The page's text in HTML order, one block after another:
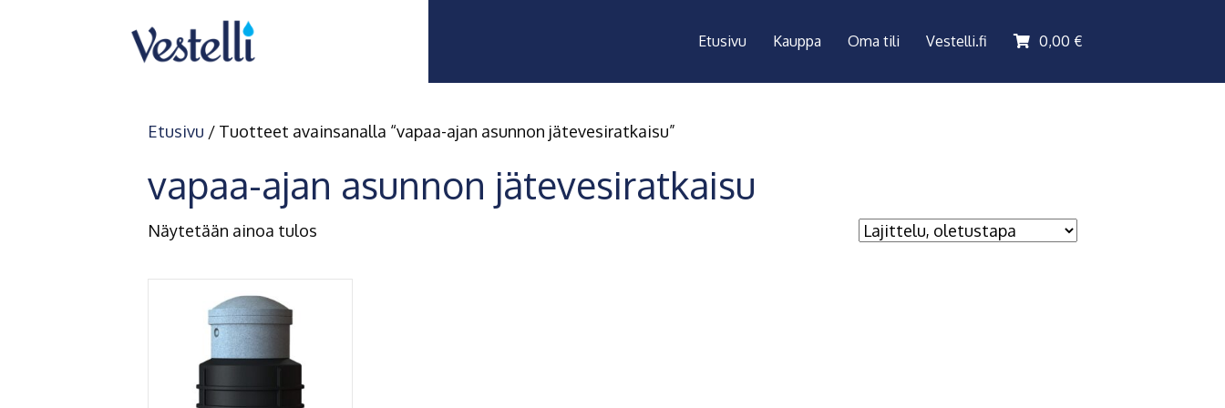
Etusivu Kauppa Oma tili Vestelli.fi 0,00 €
Etusivu / Tuotteet avainsanalla “vapaa-ajan asunnon jätevesiratkaisu”
vapaa-ajan asunnon jätevesiratkaisu
Näytetään ainoa tulos